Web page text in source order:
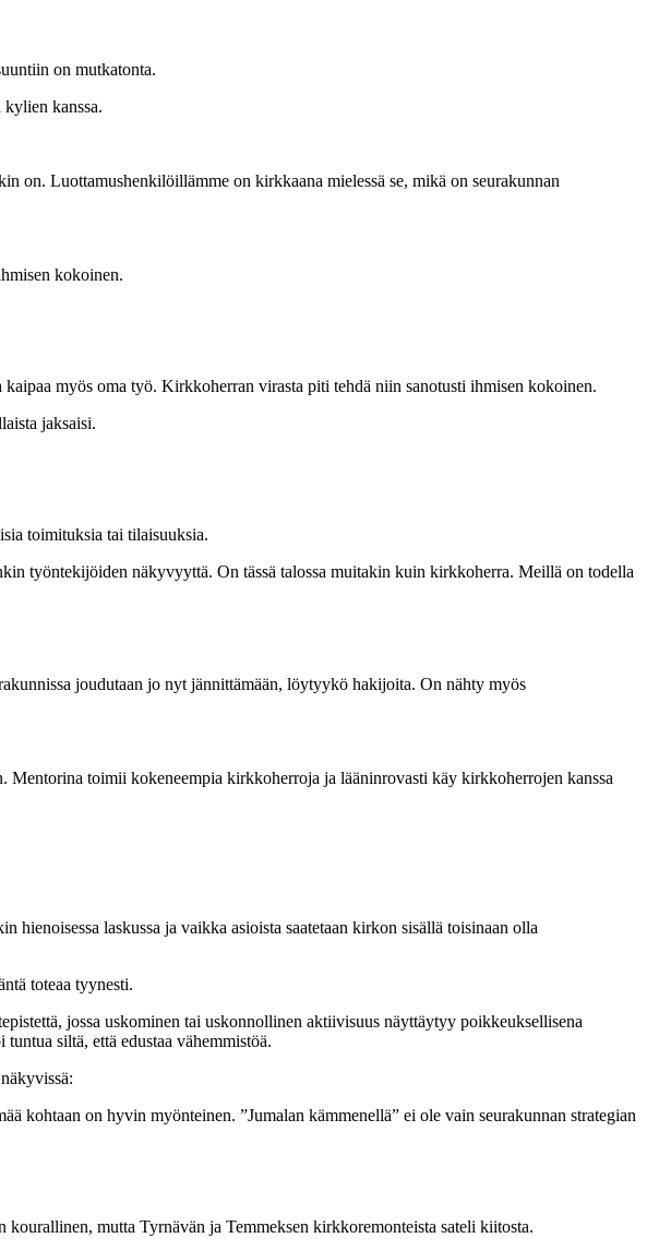
on mutkatonta.
kanssa.
on. Luottamushenkilöillämme on kirkkaana mielessä se, mikä on seurakunnan
kokoinen.
myös oma työ. Kirkkoherran virasta piti tehdä niin sanotusti ihmisen kokoinen.
jaksaisi.
toimituksia tai tilaisuuksia.
työntekijöiden näkyvyyttä. On tässä talossa muitakin kuin kirkkoherra. Meillä on todella
joudutaan jo nyt jännittämään, löytyykö hakijoita. On nähty myös
toimii kokeneempia kirkkoherroja ja lääninrovasti käy kirkkoherrojen kanssa
laskussa ja vaikka asioista saatetaan kirkon sisällä toisinaan olla
toteaa tyynesti.
jossa uskominen tai uskonnollinen aktiivisuus näyttäytyy poikkeuksellisena
siltä, että edustaa vähemmistöä.
kohtaan on hyvin myönteinen. ”Jumalan kämmenellä” ei ole vain seurakunnan strategian
mutta Tyrnävän ja Temmeksen kirkkoremonteista sateli kiitosta.